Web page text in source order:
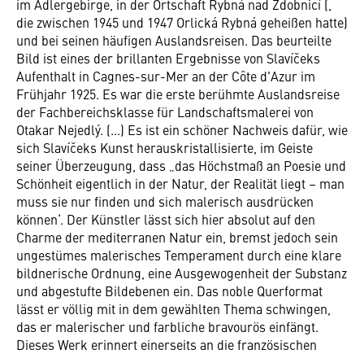
im Adlergebirge, in der Ortschaft Rybná nad Zdobnicí (,
die zwischen 1945 und 1947 Orlická Rybná geheißen hatte)
und bei seinen häufigen Auslandsreisen. Das beurteilte
Bild ist eines der brillanten Ergebnisse von Slavíčeks
Aufenthalt in Cagnes-sur-Mer an der Côte d'Azur im
Frühjahr 1925. Es war die erste berühmte Auslandsreise
der Fachbereichsklasse für Landschaftsmalerei von
Otakar Nejedlý. (...) Es ist ein schöner Nachweis dafür, wie
sich Slavíčeks Kunst herauskristallisierte, im Geiste
seiner Überzeugung, dass „das Höchstmaß an Poesie und
Schönheit eigentlich in der Natur, der Realität liegt – man
muss sie nur finden und sich malerisch ausdrücken
können‘. Der Künstler lässt sich hier absolut auf den
Charme der mediterranen Natur ein, bremst jedoch sein
ungestümes malerisches Temperament durch eine klare
bildnerische Ordnung, eine Ausgewogenheit der Substanz
und abgestufte Bildebenen ein. Das noble Querformat
lässt er völlig mit in dem gewählten Thema schwingen,
das er malerischer und farbliche bravourös einfängt.
Dieses Werk erinnert einerseits an die französischen